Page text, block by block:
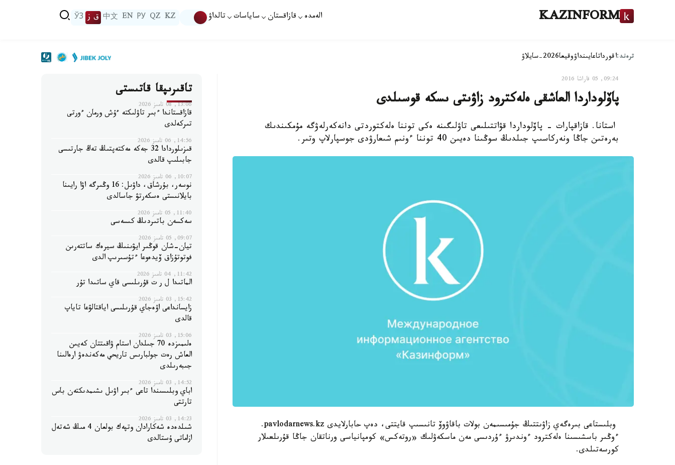
KAZINFORM الەمدە قازاقستان ساياسات تالداۋ KZ
QZ
РУ
EN
中文 ق ز ЎЗ
ترەند:اقورداتاعايىنداۋوقيعا2026-سايلاۋ
09:24, 05 قاراشا 2016
پاۆلوداردا العاشقى ەلەكترود زاۋىتى ىسكە قوسىلدى
استانا. قازاقپارات - پاۆلوداردا قۋاتتىلىعى تاۋلىگىنە ەكى توننا ەلەكتوردتى دانەكەرلەۋگە مۇمكىندىك
بەرەتىن جاڭا ونەركاسىپ جىلدىڭ سوڭىنا دەيىن 40 توننا ءونىم شىعارۋدى جوسپارلاپ وتىر.
وبلىستاعى بىرەگەي زاۋىتتىڭ جۇمىسىمەن بولات باقاۋوۆ تانىسىپ قايتتى، دەپ حابارلايدى pavlodarnews.kz.
ءوڭىر باسشىسىنا ەلەكترود ءوندىرۋ ءۇردىسى مەن ماسكەۋلىك «روتەكس» كومپانياسى ورناتقان جاڭا قۇرىلعىلار
كورسەتىلدى.
تاقىرىپقا قاتىستى
13:06, 08 تامىز 2026
قازاقستاندا ءبىر تاۋلىكتە ءۇش ورمان ءورتى
تىركەلدى
14:56, 06 تامىز 2026
قىزىلوردادا 32 جەكە مەكتەپتىڭ تەڭ جارتىسى
جابىلىپ قالدى
10:07, 06 تامىز 2026
نوسەر، بۇرشاق، داۋىل: 16 وڭىرگە اۋا رايىنا
بايلانىستى ەسكەرتۋ جاسالدى
11:40, 05 تامىز 2026
سەكسەن باتىردىڭ كىسەسى
09:07, 05 تامىز 2026
تيان-شان قوڭىر ايۋىنىڭ سيرەك ساتتەرىن
فوتوتۇزاق ۆيدەوعا ءتۇسىرىپ الدى
11:42, 04 تامىز 2026
الماتىدا ل ر ت قۇرىلىسى قاي ساتىدا تۇر
15:42, 03 تامىز 2026
زايسانداعى اۋەجاي قۇرىلىسى اياقتالۋعا تاياپ
قالدى
15:06, 03 تامىز 2026
ەلىمىزدە 70 جىلدان استام ۋاقىتتان كەيىن
العاش رەت جولبارىس تاريحي مەكەندەۋ ارەالىنا
جىبەرىلدى
14:52, 03 تامىز 2026
اباي وبلىسىندا تاعى ءبىر اۋىل ىشىمدىكتەن باس
تارتتى
14:23, 03 تامىز 2026
شىلدەدە شەكارادان وتپەك بولعان 4 مىڭ شەتەل
ازاماتى ۇستالدى